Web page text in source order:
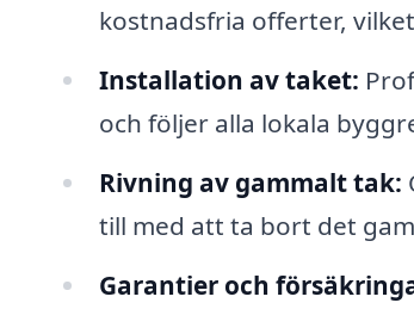
kostnadsfria offerter,
Installation av taket:
och följer alla lokala
Rivning av gammalt tak:
till med att ta bort det
Garantier och